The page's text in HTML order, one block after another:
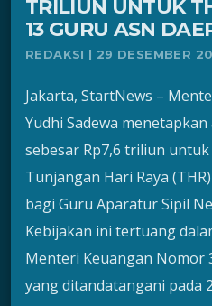
TRILIUN UNTUK
13 GURU ASN
REDAKSI | 29 DESEMBER
Jakarta, StartNews –
Yudhi Sadewa
sebesar Rp7,6 triliun
Tunjangan Hari Raya
bagi Guru Aparatur Sipil
Kebijakan ini tertuang
Menteri Keuangan Nomor
yang ditandatangani pada